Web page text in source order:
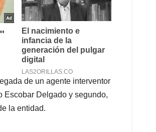
de un agente interventor
Escobar Delgado y segundo,
la entidad.